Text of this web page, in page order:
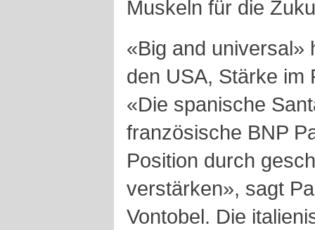
Muskeln für die
«Big and universal»
den USA, Stärke im
«Die spanische
französische BNP
Position durch
verstärken», sagt
Vontobel. Die